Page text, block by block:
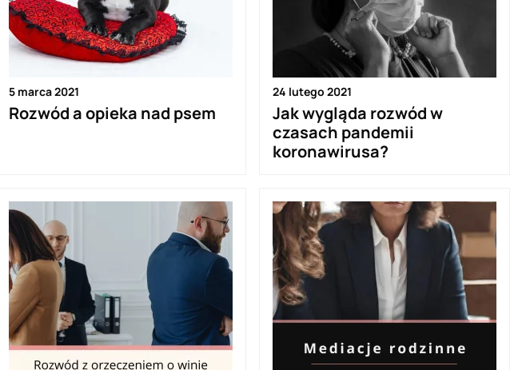
5 marca 2021
Rozwód a opieka nad psem
24 lutego 2021
Jak wygląda rozwód w
czasach pandemii
koronawirusa?